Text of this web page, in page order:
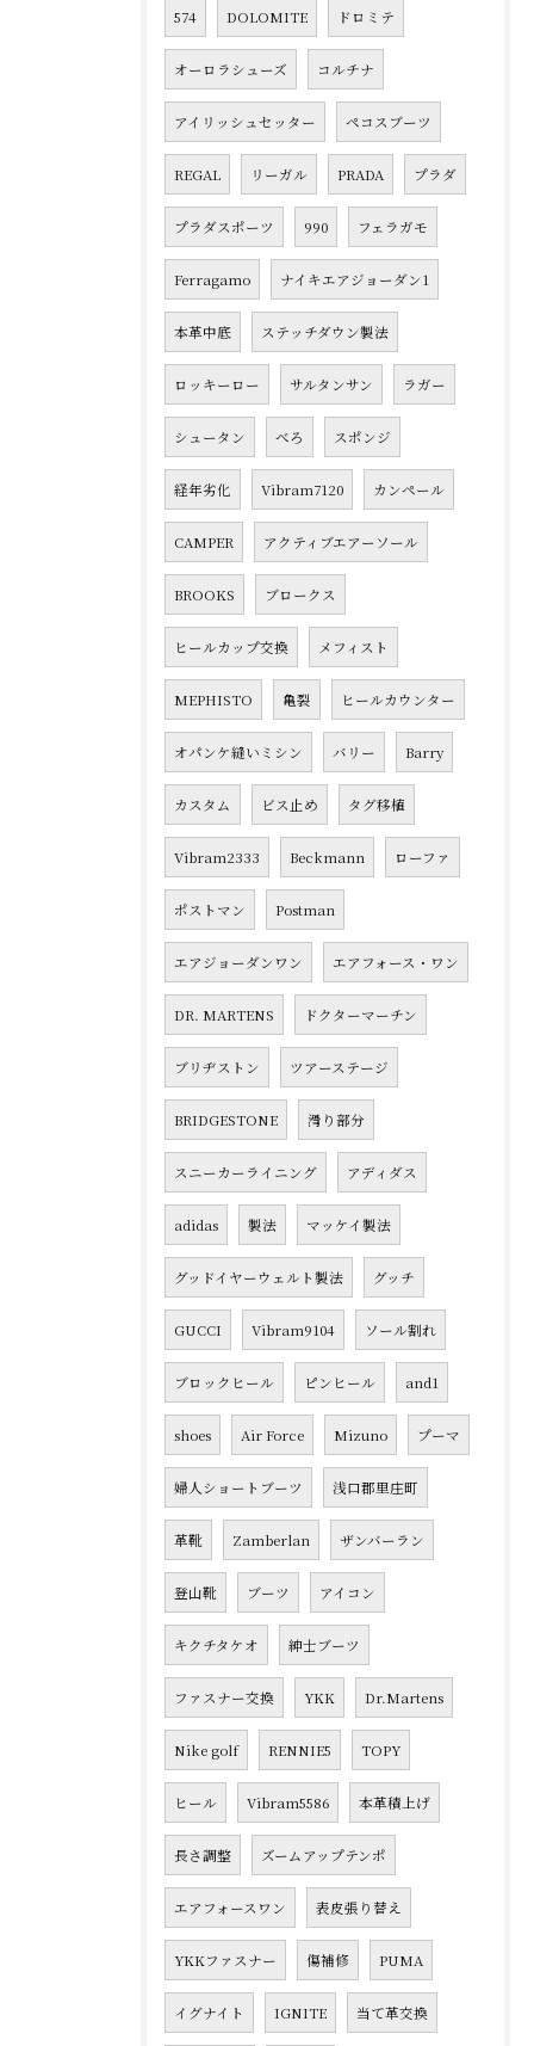
574 DOLOMITE ドロミテ
オーロラシューズ コルチナ
アイリッシュセッター ペコスブーツ
REGAL リーガル PRADA プラダ
プラダスポーツ 990 フェラガモ
Ferragamo ナイキエアジョーダン1
本革中底 ステッチダウン製法
ロッキーロー サルタンサン ラガー
シュータン べろ スポンジ
経年劣化 Vibram7120 カンペール
CAMPER アクティブエアーソール
BROOKS ブロークス
ヒールカップ交換 メフィスト
MEPHISTO 亀裂 ヒールカウンター
オパンケ縫いミシン バリー Barry
カスタム ビス止め タグ移植
Vibram2333 Beckmann ローファ
ポストマン Postman
エアジョーダンワン エアフォース・ワン
DR. MARTENS ドクターマーチン
ブリヂストン ツアーステージ
BRIDGESTONE 滑り部分
スニーカーライニング アディダス
adidas 製法 マッケイ製法
グッドイヤーウェルト製法 グッチ
GUCCI Vibram9104 ソール割れ
ブロックヒール ピンヒール and1
shoes Air Force Mizuno プーマ
婦人ショートブーツ 浅口郡里庄町
革靴 Zamberlan ザンバーラン
登山靴 ブーツ アイコン
キクチタケオ 紳士ブーツ
ファスナー交換 YKK Dr.Martens
Nike golf RENNIE5 TOPY
ヒール Vibram5586 本革積上げ
長さ調整 ズームアップテンポ
エアフォースワン 表皮張り替え
YKKファスナー 傷補修 PUMA
イグナイト IGNITE 当て革交換